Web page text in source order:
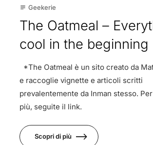
subject Geekerie
The Oatmeal –
cool in the beginning
*The Oatmeal è un sito creato da
e raccoglie vignette e articoli scritti
prevalentemente da Inman stesso.
più, seguite il link.
Scopri di più